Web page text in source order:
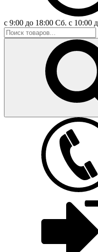
с 9:00 до 18:00 Сб. с 10:00